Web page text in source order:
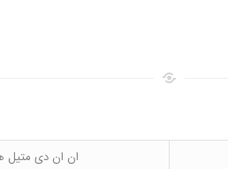
ان ان دی متیل